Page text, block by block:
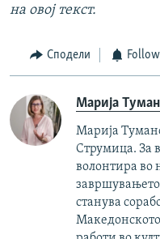
на овој текст.
Сподели
Марија
Марија
Струмица. За
волонтира
завршувањето
станува